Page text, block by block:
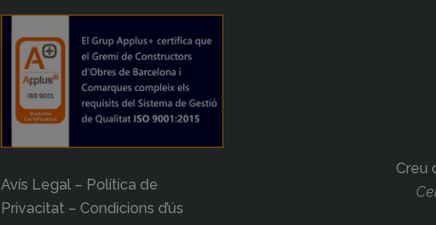
Avís Legal – Política de
Privacitat – Condicions d’ús
Creu